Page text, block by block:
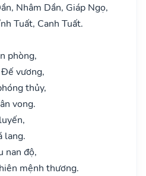
Nhâm Dần, Giáp Ngọ,
Tuất, Canh Tuất.
phòng,
vương,
thủy,
vong.
lang.
nan độ,
mệnh thương.